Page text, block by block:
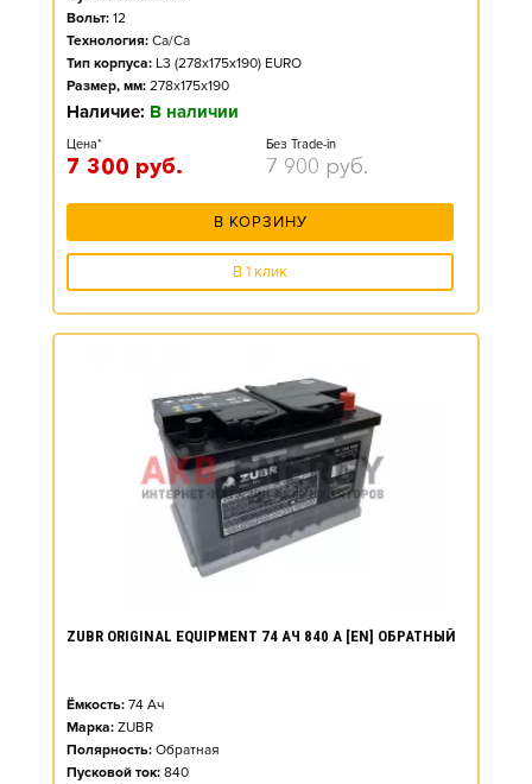
Вольт: 12
Технология: Ca/Ca
Тип корпуса: L3 (278x175x190) EURO
Размер, мм: 278x175x190
Наличие: В наличии
Цена*
7 300 руб.
Без Trade-in
7 900 руб.
В КОРЗИНУ
В 1 клик
ZUBR ORIGINAL EQUIPMENT 74 АЧ 840 А [EN] ОБРАТНЫЙ
Ёмкость: 74 Ач
Марка: ZUBR
Полярность: Обратная
Пусковой ток: 840